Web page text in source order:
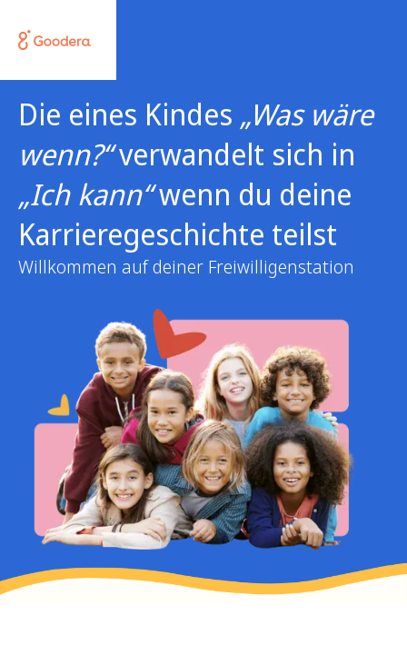
Die eines Kindes „Was wäre
wenn?“verwandelt sich in
„Ich kann“wenn du deine
Karrieregeschichte teilst
Willkommen auf deiner Freiwilligenstation